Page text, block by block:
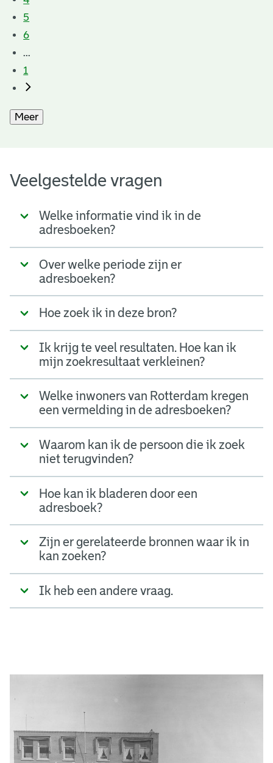
5
6
...
1
Meer
Veelgestelde vragen
Welke informatie vind ik in de
adresboeken?
Over welke periode zijn er
adresboeken?
Hoe zoek ik in deze bron?
Ik krijg te veel resultaten. Hoe kan ik
mijn zoekresultaat verkleinen?
Welke inwoners van Rotterdam kregen
een vermelding in de adresboeken?
Waarom kan ik de persoon die ik zoek
niet terugvinden?
Hoe kan ik bladeren door een
adresboek?
Zijn er gerelateerde bronnen waar ik in
kan zoeken?
Ik heb een andere vraag.
e
s
e
n